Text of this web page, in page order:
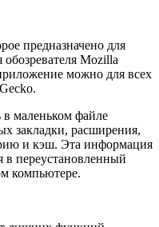
предназначено для
Mozilla
можно для всех
в маленьком файле
закладки, расширения,
и кэш. Эта информация
в переустановленный
компьютере.